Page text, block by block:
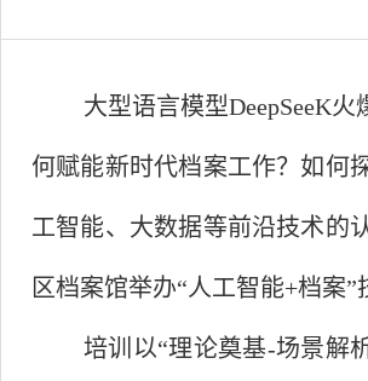
大型语言模型DeepSeeK火
何赋能新时代档案工作？如何
工智能、大数据等前沿技术的
区档案馆举办“人工智能+档案”
培训以“理论奠基-场景解